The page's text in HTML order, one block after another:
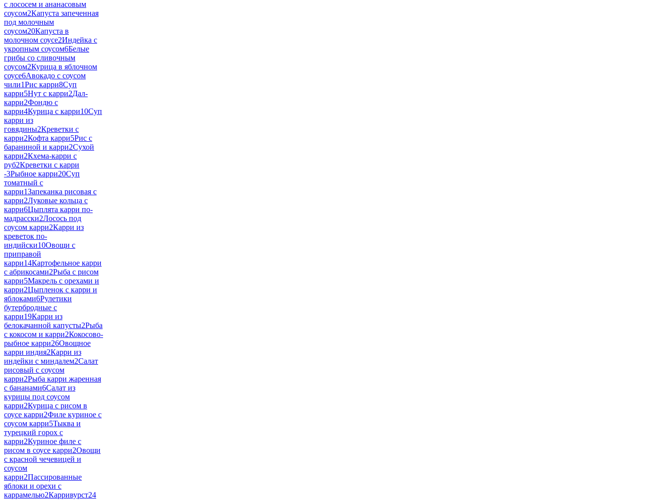
с лососем и ананасовым
соусом2Капуста запеченная
под молочным
соусом20Капуста в
молочном соусе2Индейка с
укропным соусом6Белые
грибы со сливочным
соусом2Курица в яблочном
соусе6Авокадо с соусом
чили1Рис карри8Суп
карри5Нут с карри2Дал-
карри2Фондю с
карри4Курица с карри10Суп
карри из
говядины2Креветки с
карри2Кофта карри5Рис с
бараниной и карри2Сухой
карри2Кхема-карри с
руб2Креветки с карри
-3Рыбное карри20Суп
томатный с
карри1Запеканка рисовая с
карри2Луковые кольца с
карри6Цыплята карри по-
мадрасски2Лосось под
соусом карри2Карри из
креветок по-
индийски10Овощи с
приправой
карри14Картофельное карри
с абрикосами2Рыба с рисом
карри5Макрель с орехами и
карри2Цыпленок с карри и
яблоками6Рулетики
бутербродные с
карри19Карри из
белокачанной капусты2Рыба
с кокосом и карри2Кокосово-
рыбное карри26Овощное
карри индия2Карри из
индейки с миндалем2Салат
рисовый с соусом
карри2Рыба карри жаренная
с бананами6Салат из
курицы под соусом
карри2Курица с рисом в
соусе карри2Филе куриное с
соусом карри5Тыква и
турецкий горох с
карри2Куриное филе с
рисом в соусе карри2Овощи
с красной чечевицей и
соусом
карри2Пассированные
яблоки и орехи с
каррамелью2Карривурст24